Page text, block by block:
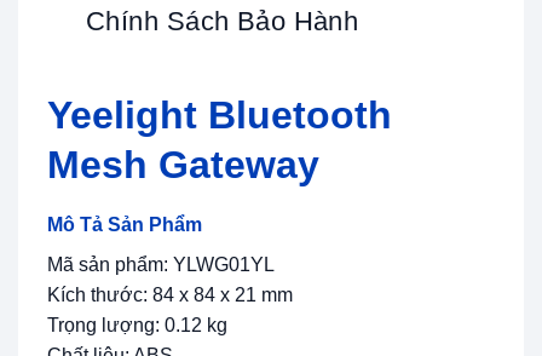
Chính Sách Bảo Hành
Yeelight Bluetooth
Mesh Gateway
Mô Tả Sản Phẩm
Mã sản phẩm: YLWG01YL
Kích thước: 84 x 84 x 21 mm
Trọng lượng: 0.12 kg